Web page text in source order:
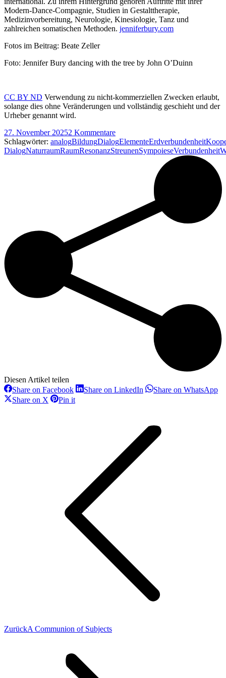
Modern-Dance-Compagnie, Studien in Gestalttherapie,
Medizinvorbereitung, Neurologie, Kinesiologie, Tanz und
zahlreichen somatischen Methoden. jenniferbury.com
Fotos im Beitrag: Beate Zeller
Foto: Jennifer Bury dancing with the tree by John O’Duinn
CC BY ND Verwendung zu nicht-kommerziellen Zwecken erlaubt,
solange dies ohne Veränderungen und vollständig geschieht und der
Urheber genannt wird.
27. November 20252 Kommentare
Schlagwörter: analogBildungDialogElementeErdverbundenheit
DialogNaturraumRaumResonanzStreunenSympoieseVerbundenheit
Diesen Artikel teilen
Share on FacebookShare
on
Facebook
Share on LinkedIn ShareShare on WhatsApp
Share on X SharePin itShare
ZurückVorheriger
A Communion of Subjects